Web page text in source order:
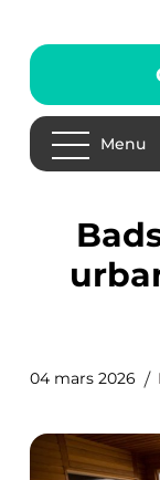
Menu
Badstue kongsberg
04 mars 2026